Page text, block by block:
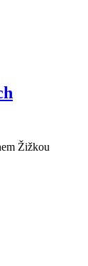
Žižkou